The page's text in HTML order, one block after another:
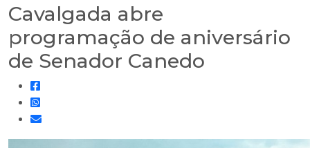
Cavalgada abre
programação de aniversário
de Senador Canedo